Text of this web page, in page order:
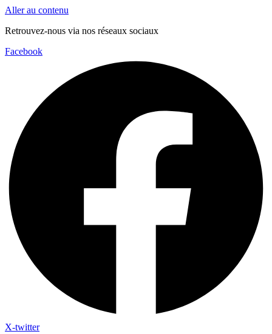
Aller au contenu
Retrouvez-nous via nos réseaux sociaux
Facebook
X-twitter